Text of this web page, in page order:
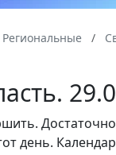
Региональные
день.